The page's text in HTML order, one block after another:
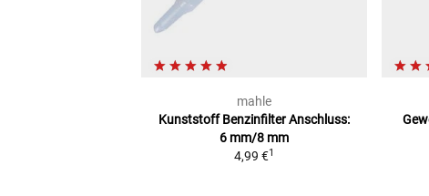
mahle
Kunststoff BenzinfilterAnschluss:
6 mm/8 mm
4,99 €1